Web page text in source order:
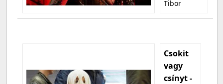
Tibor
Csokit
vagy
csínyt -